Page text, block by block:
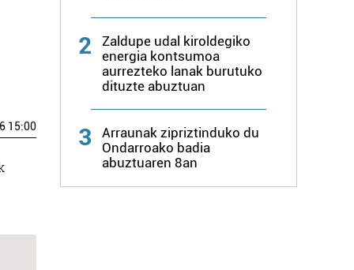
15:00
2
Zaldupe udal kiroldegiko
energia kontsumoa
aurrezteko lanak burutuko
dituzte abuztuan
3
Arraunak zipriztinduko du
Ondarroako badia
abuztuaren 8an